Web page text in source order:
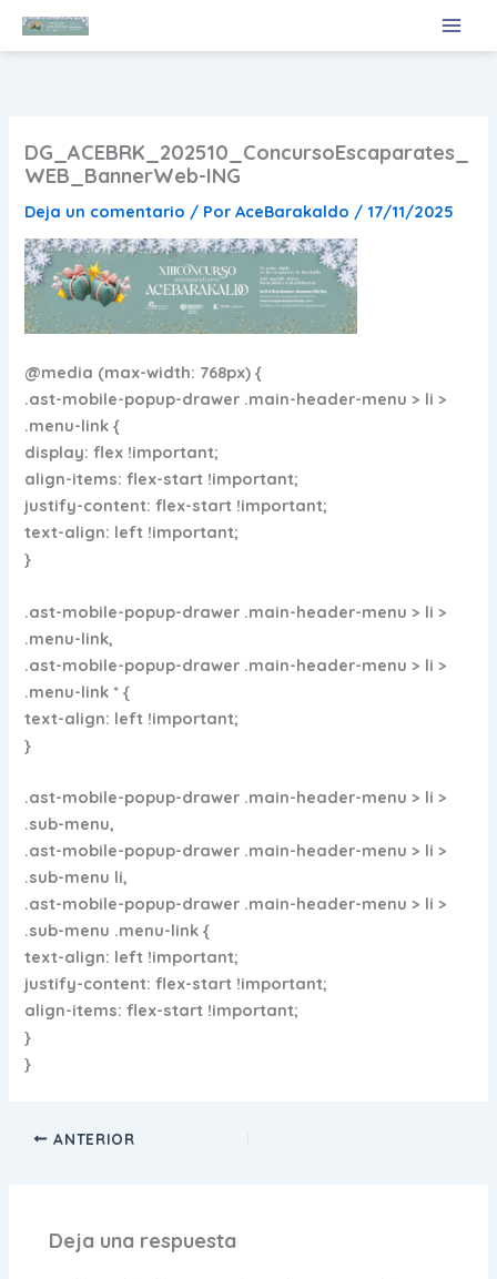
DG_ACEBRK_202510_ConcursoEscaparates_
WEB_BannerWeb-ING
Deja un comentario / PorAceBarakaldo /17/11/2025
@media (max-width: 768px) {
.ast-mobile-popup-drawer .main-header-menu > li >
.menu-link {
display: flex !important;
align-items: flex-start !important;
justify-content: flex-start !important;
text-align: left !important;
}
.ast-mobile-popup-drawer .main-header-menu > li >
.menu-link,
.ast-mobile-popup-drawer .main-header-menu > li >
.menu-link * {
text-align: left !important;
}
.ast-mobile-popup-drawer .main-header-menu > li >
.sub-menu,
.ast-mobile-popup-drawer .main-header-menu > li >
.sub-menu li,
.ast-mobile-popup-drawer .main-header-menu > li >
.sub-menu .menu-link {
text-align: left !important;
justify-content: flex-start !important;
align-items: flex-start !important;
}
}
ANTERIOR
Deja una respuesta